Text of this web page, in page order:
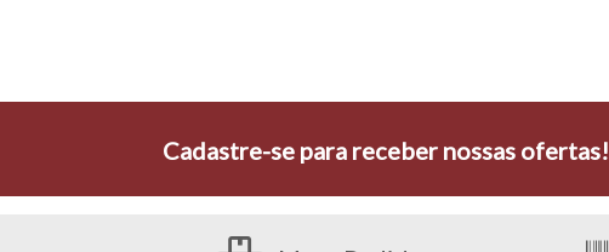
Cadastre-se para receber nossas ofertas!